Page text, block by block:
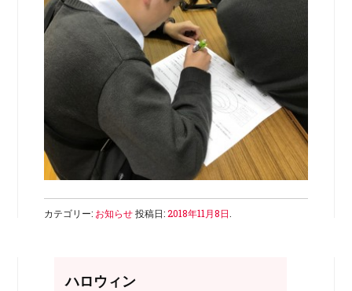
カテゴリー: お知らせ投稿日:2018年11月8日
ハロウィン